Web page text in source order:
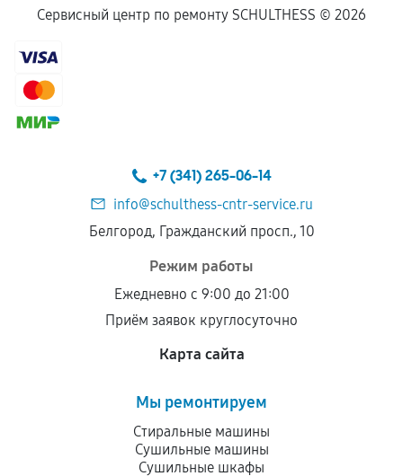
Сервисный центр по ремонту SCHULTHESS © 2026
+7 (341) 265-06-14
info@schulthess-cntr-service.ru
Белгород, Гражданский просп., 10
Режим работы
Ежедневно с 9:00 до 21:00
Приём заявок круглосуточно
Карта сайта
Мы ремонтируем
Стиральные машины
Сушильные машины
Сушильные шкафы